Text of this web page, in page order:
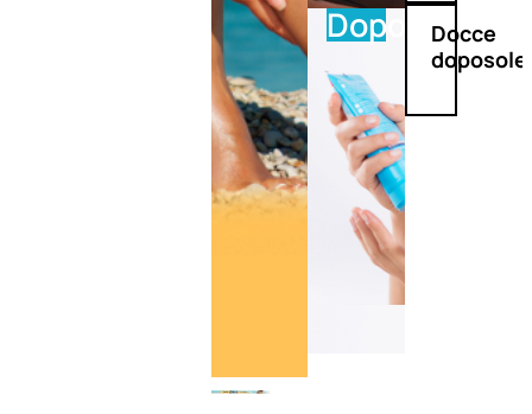
Doposole
Docce
doposole